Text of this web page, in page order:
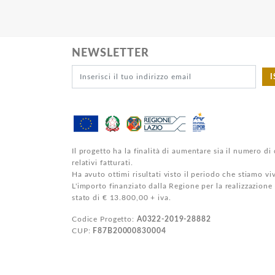
NEWSLETTER
Il progetto ha la finalità di aumentare sia il numero di
relativi fatturati.
Ha avuto ottimi risultati visto il periodo che stiamo
L'importo finanziato dalla Regione per la
stato di € 13.800,00 + iva.
Codice Progetto: A0322-2019-28882
CUP: F87B20000830004